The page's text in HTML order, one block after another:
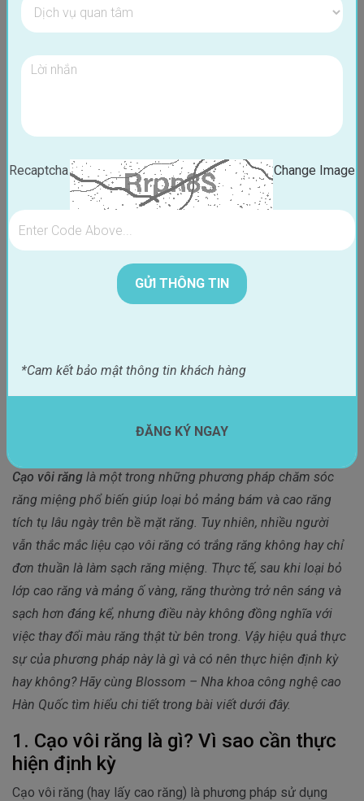
Kiến Thức Tổng Hợp
BÁC SĨ KIM DONG HYUN - Viện trưởng Nha Khoa Blossom
Tốt nghiệp Đại học New York Hoa Kì.
Thực hiện thành công: 3000+ ca dán sứ không mài; 1000+ ca
1000+ ca trồng răng Implant
Nội dung bài viết 
Cạo vôi răng là một trong những phương pháp chăm sóc
răng miệng phổ biến giúp loại bỏ mảng bám và cao răng
tích tụ lâu ngày trên bề mặt răng. Tuy nhiên, nhiều người
vẫn thắc mắc liệu cạo vôi răng có trắng răng không hay chỉ
đơn thuần là làm sạch răng miệng. Thực tế, sau khi loại bỏ
lớp cao răng và mảng ố vàng, răng thường trở nên sáng và
sạch hơn đáng kể, nhưng điều này không đồng nghĩa với
việc thay đổi màu răng thật từ bên trong. Vậy hiệu quả thực
sự của phương pháp này là gì và có nên thực hiện định kỳ
hay không? Hãy cùng Blossom – Nha khoa công nghệ cao
Hàn Quốc tìm hiểu chi tiết trong bài viết dưới đây.
1. Cạo vôi răng là gì? Vì sao cần thực
hiện định kỳ
Cạo vôi răng (hay lấy cao răng) là phương pháp sử dụng
Recaptcha Change Image
*Cam kết bảo mật thông tin khách hàng
ĐĂNG KÝ NGAY